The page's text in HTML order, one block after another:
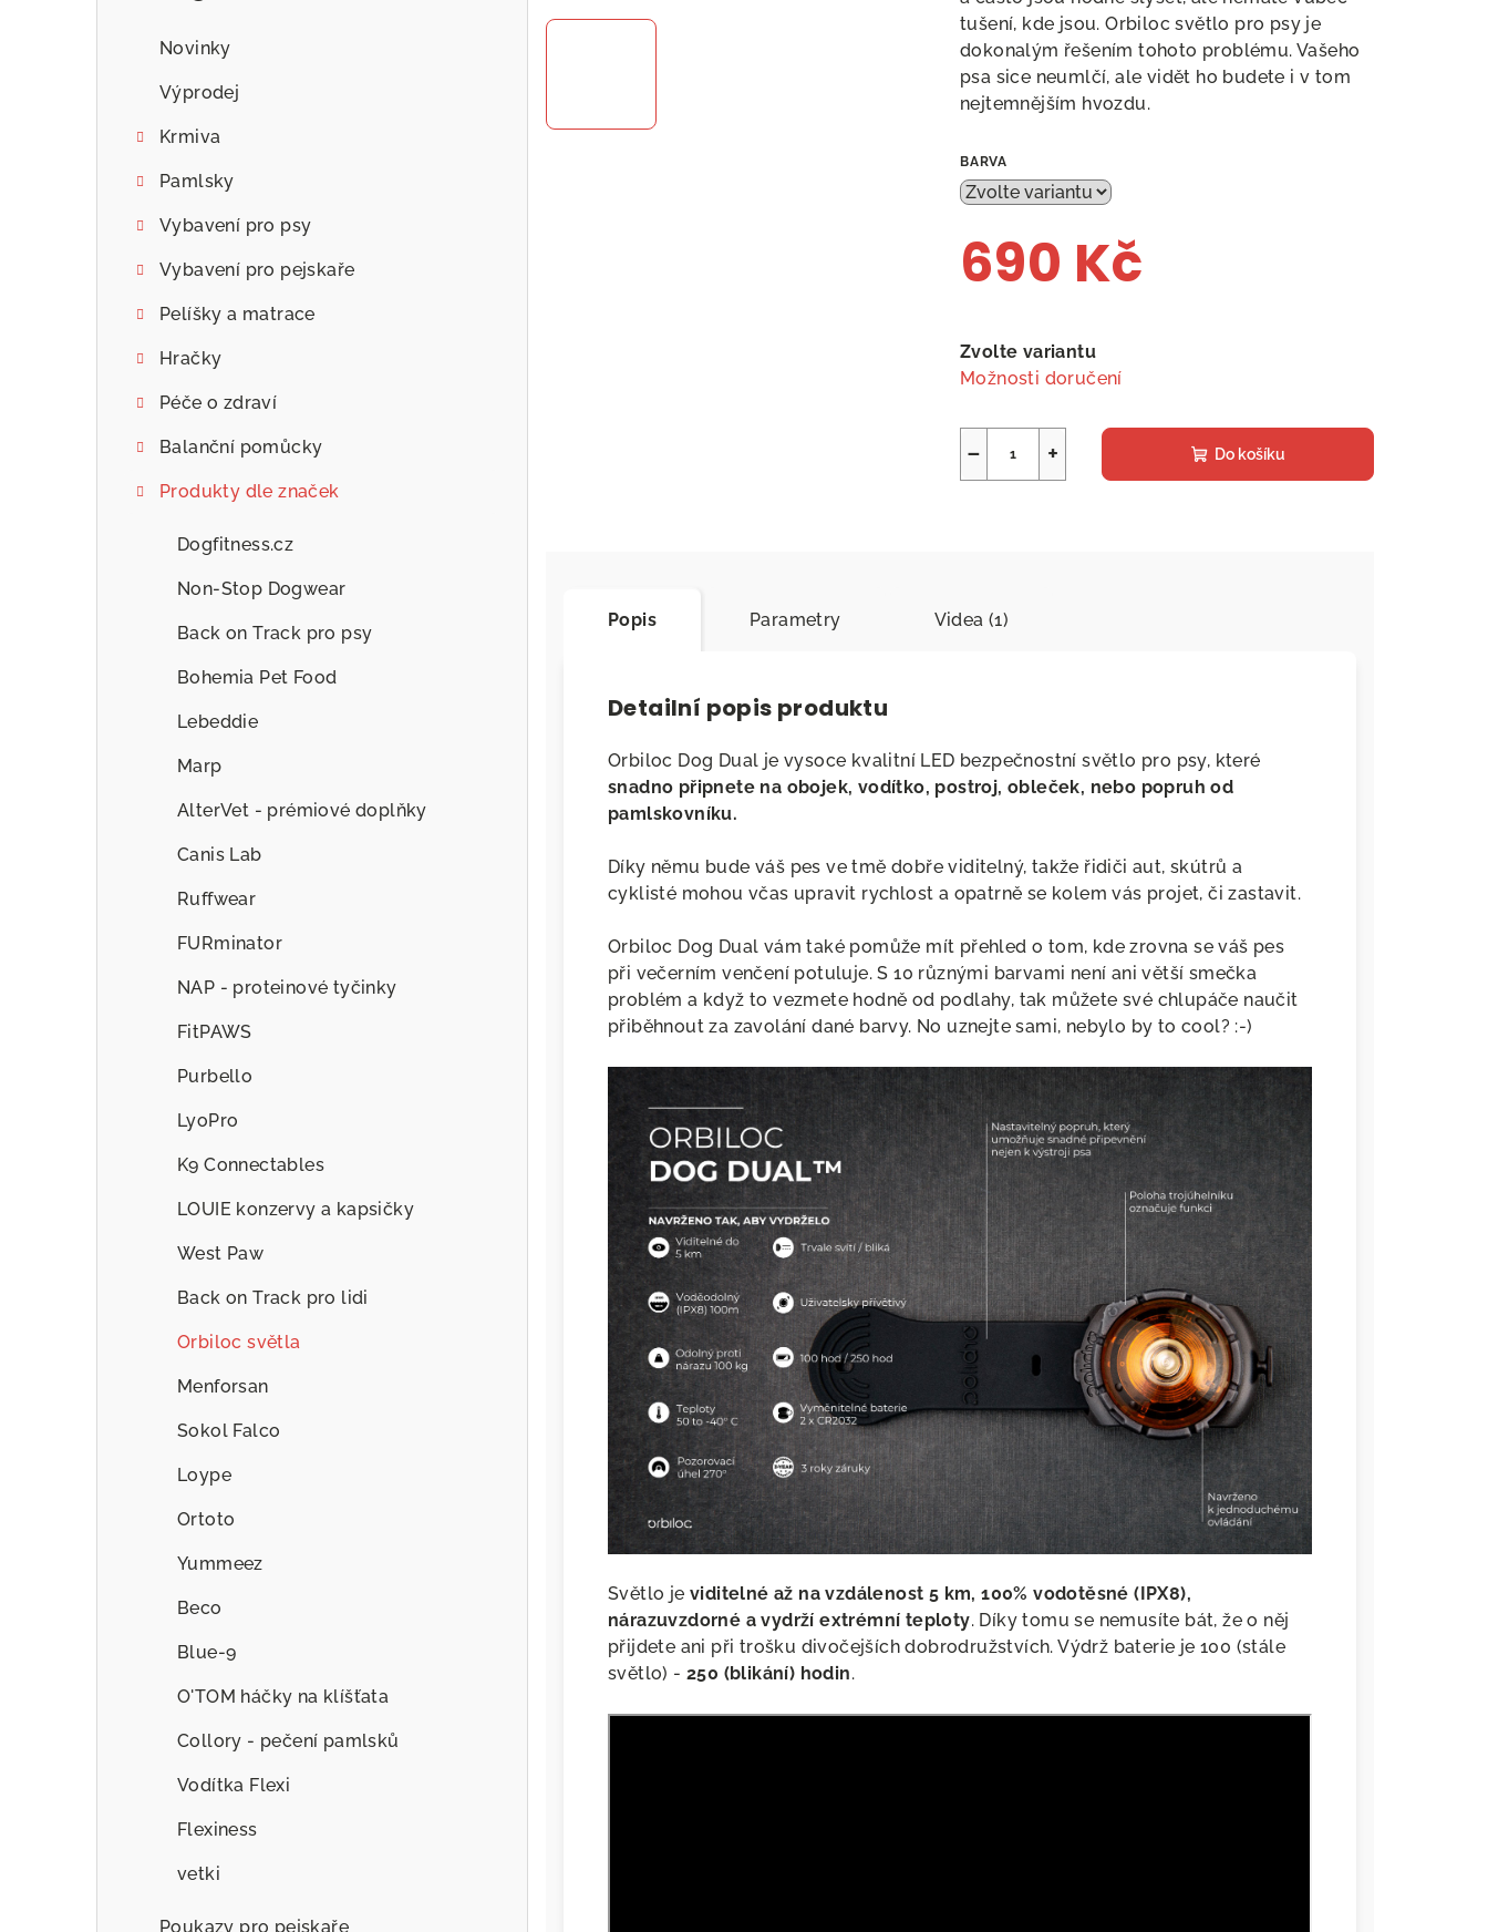
Novinky
Výprodej
Krmiva
Pamlsky
Vybavení pro psy
Vybavení pro pejskaře
Pelíšky a matrace
Hračky
Péče o zdraví
Balanční pomůcky
Produkty dle značek
Dogfitness.cz
Non-Stop Dogwear
Back on Track pro psy
Bohemia Pet Food
Lebeddie
Marp
AlterVet - prémiové doplňky
Canis Lab
Ruffwear
FURminator
NAP - proteinové tyčinky
FitPAWS
Purbello
LyoPro
K9 Connectables
LOUIE konzervy a kapsičky
West Paw
Back on Track pro lidi
Orbiloc světla
Menforsan
Sokol Falco
Loype
Ortoto
Yummeez
Beco
Blue-9
O'TOM háčky na klíšťata
Collory - pečení pamlsků
Vodítka Flexi
Flexiness
vetki
Poukazy pro pejskaře
tušení, kde jsou. Orbiloc světlo pro psy je
dokonalým řešením tohoto problému. Vašeho
psa sice neumlčí, ale vidět ho budete i v tom
nejtemnějším hvozdu.
BARVA
690 Kč
cena:
Zvolte variantu
Možnosti doručení
+
− Do košíku
Popis Parametry Videa (1)
Detailní popis produktu
Orbiloc Dog Dual je vysoce kvalitní LED bezpečnostní světlo pro psy, které
snadno připnete na obojek, vodítko, postroj, obleček, nebo popruh od
pamlskovníku.
Díky němu bude váš pes ve tmě dobře viditelný, takže řidiči aut, skútrů a
cyklisté mohou včas upravit rychlost a opatrně se kolem vás projet, či zastavit.
Orbiloc Dog Dual vám také pomůže mít přehled o tom, kde zrovna se váš pes
při večerním venčení potuluje. S 10 různými barvami není ani větší smečka
problém a když to vezmete hodně od podlahy, tak můžete své chlupáče naučit
přiběhnout za zavolání dané barvy. No uznejte sami, nebylo by to cool? :-)
Světlo je viditelné až na vzdálenost 5 km, 100% vodotěsné (IPX8),
nárazuvzdorné a vydrží extrémní teploty. Díky tomu se nemusíte bát, že o něj
přijdete ani při trošku divočejších dobrodružstvích. Výdrž baterie je 100 (stále
světlo) -250 (blikání) hodin.